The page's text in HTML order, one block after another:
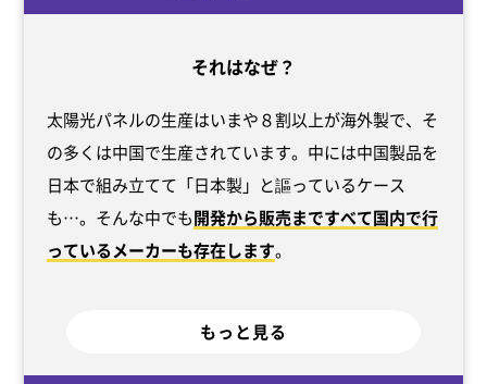
それはなぜ？
太陽光パネルの生産はいまや８割以上が海外製で、そ
の多くは中国で生産されています。中には中国製品を
日本で組み立てて「日本製」と謳っているケース
も…。そんな中でも開発から販売まですべて国内で行
っているメーカーも存在します。
もっと見る